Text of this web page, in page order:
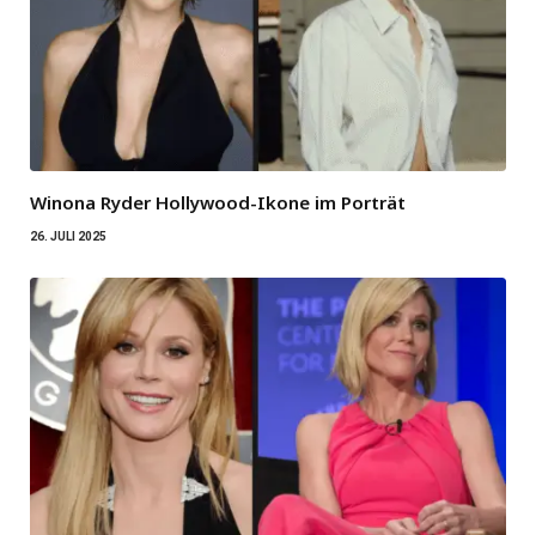
Winona Ryder Hollywood-Ikone im Porträt
26. JULI 2025